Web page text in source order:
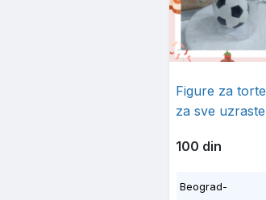
Figure za torte
za sve uzraste
100 din
Beograd-